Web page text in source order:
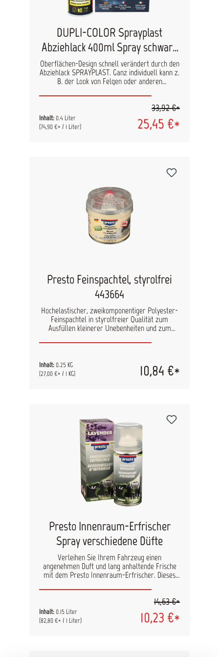
DUPLI-COLOR Sprayplast
Abziehlack 400ml Spray schwarz
matt
Oberflächen-Design schnell verändert durch den
Abziehlack SPRAYPLAST. Ganz individuell kann z.
B. der Look von Felgen oder anderen
Wenn die Farbe nicht mehr gefällt, wird die
zuvor aufgesprühte Folie einfach wieder
abgezogen. Wir empfehlen, mindestens 5
Schichten aufzusprühen. Set-Verpackung mit 2
Schutzschicht gegen Steinschläge, Kratzer,
Schmutz, Nässe Überlackierbar und danach
wieder abziehbar Sehr gute Deckkraft
Inhalt: 0.4 Liter
(74,90 €* / 1 Liter)
25,45 €*
33,92 €*
Presto Feinspachtel, styrolfrei
443664
Hochelastischer, zweikomponentiger Polyester-
Feinspachtel in styrolfreier Qualität zum
Ausfüllen kleinerer Unebenheiten und zum
Flächen. Geeignet für Untergründe aus Metall,
vorgespachtelte Untergründe. Durch mikrofeine
Füllstoffe erhält man eine sehr glatte
Inhalt: 0.25 KG
(27,00 €* / 1 KG)
10,84 €*
Presto Innenraum-Erfrischer
Spray verschiedene Düfte
Verleihen Sie Ihrem Fahrzeug einen
angenehmen Duft und lang anhaltende Frische
mit dem Presto Innenraum-Erfrischer. Dieses
effektive Lösung zur Beseitigung unangenehmer
Gerüche im Fahrzeuginnenraum. Der presto
Innenraum-Erfrischer eignet sich nicht nur für
PKWs, sondern auch für LKWs, Busse und
Inhalt: 0.15 Liter
(82,80 €* / 1 Liter)
10,23 €*
14,63 €*